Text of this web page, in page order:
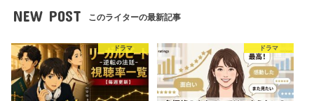
NEW POST このライターの最新記事
ドラマ ドラマ